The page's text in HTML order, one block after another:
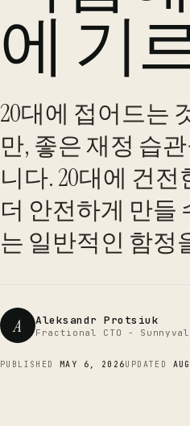
에 기
20대에 접어드는
만, 좋은 재정 습
니다. 20대에 건
더 안전하게 만들
는 일반적인 함정
A Aleksandr Protsiuk
Fractional CTO -
PUBLISHED MAY 6, 2026UPDATED